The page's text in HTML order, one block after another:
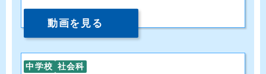
動画を見る
中学校 社会科